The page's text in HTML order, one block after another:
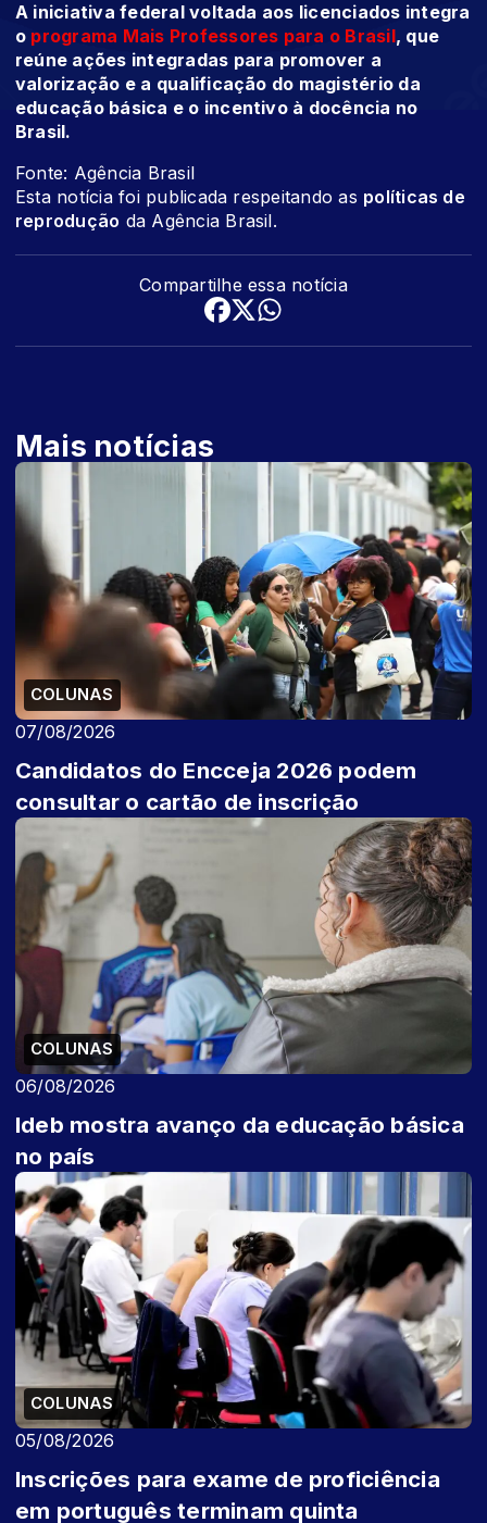
A iniciativa federal voltada aos licenciados integra
o programa Mais Professores para o Brasil, que
reúne ações integradas para promover a
valorização e a qualificação do magistério da
educação básica e o incentivo à docência no
Brasil.
Fonte: Agência Brasil
Esta notícia foi publicada respeitando as políticas de
reprodução da Agência Brasil.
Compartilhe essa notícia
Mais notícias
COLUNAS
07/08/2026
Candidatos do Encceja 2026 podem
consultar o cartão de inscrição
COLUNAS
06/08/2026
Ideb mostra avanço da educação básica
no país
COLUNAS
05/08/2026
Inscrições para exame de proficiência
em português terminam quinta